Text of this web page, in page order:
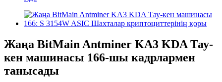
Жаңа BitMain Antminer KA3 KDA Тау-
кен машинасы 166-шы кадрлармен
танысады